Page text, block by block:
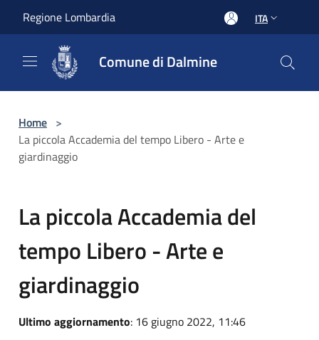
Regione Lombardia ITA
Comune di Dalmine
Home >
La piccola Accademia del tempo Libero - Arte e
giardinaggio
La piccola Accademia del
tempo Libero - Arte e
giardinaggio
Ultimo aggiornamento: 16 giugno 2022, 11:46